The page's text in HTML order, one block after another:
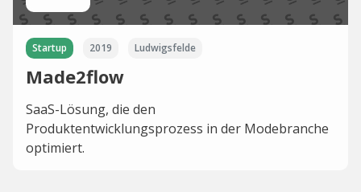
Startup 2019 Ludwigsfelde
Made2flow
SaaS-Lösung, die den
Produktentwicklungsprozess in der Modebranche
optimiert.